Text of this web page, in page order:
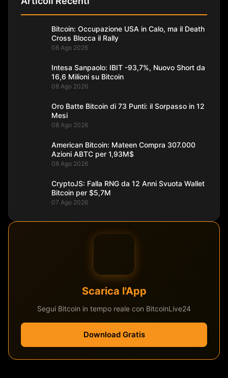
Bitcoin: Occupazione USA in Calo, ma il Death
Cross Blocca il Rally
08 Ago 2026
Intesa Sanpaolo: IBIT -93,7%, Nuovo Short da
16,6 Milioni su Bitcoin
08 Ago 2026
Oro Batte Bitcoin di 73 Punti: il Sorpasso in 12
Mesi
08 Ago 2026
American Bitcoin: Mateen Compra 307.000
Azioni ABTC per 1,93M$
08 Ago 2026
CryptoJS: Falla RNG da 12 Anni Svuota Wallet
Bitcoin per $5,7M
07 Ago 2026
Scarica l'App
Segui Bitcoin in tempo reale con BitcoinLive24
Download Gratis